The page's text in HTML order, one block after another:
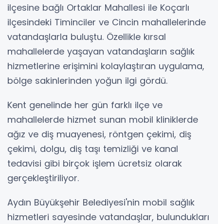
ilçesine bağlı Ortaklar Mahallesi ile Koçarlı
ilçesindeki Timinciler ve Cincin mahallelerinde
vatandaşlarla buluştu. Özellikle kırsal
mahallelerde yaşayan vatandaşların sağlık
hizmetlerine erişimini kolaylaştıran uygulama,
bölge sakinlerinden yoğun ilgi gördü.
Kent genelinde her gün farklı ilçe ve
mahallelerde hizmet sunan mobil kliniklerde
ağız ve diş muayenesi, röntgen çekimi, diş
çekimi, dolgu, diş taşı temizliği ve kanal
tedavisi gibi birçok işlem ücretsiz olarak
gerçekleştiriliyor.
Aydın Büyükşehir Belediyesi'nin mobil sağlık
hizmetleri sayesinde vatandaşlar, bulundukları